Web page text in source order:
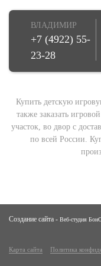
ВЛАДИМИР
+7 (4922) 55-
23-28
Купить детскую
также заказать
участок, во двор с
по всей России.
Создание сайта - Веб-студия
Карта сайта Политика